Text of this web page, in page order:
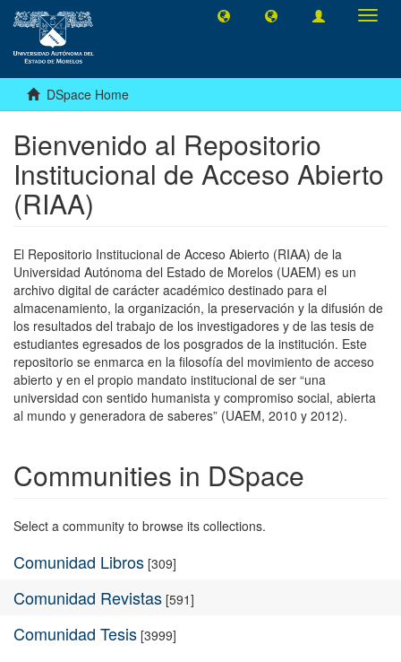
DSpace Home
Bienvenido al Repositorio
Institucional de Acceso Abierto
(RIAA)
El Repositorio Institucional de Acceso Abierto (RIAA) de la
Universidad Autónoma del Estado de Morelos (UAEM) es un
archivo digital de carácter académico destinado para el
almacenamiento, la organización, la preservación y la difusión de
los resultados del trabajo de los investigadores y de las tesis de
estudiantes egresados de los posgrados de la institución. Este
repositorio se enmarca en la filosofía del movimiento de acceso
abierto y en el propio mandato institucional de ser “una
universidad con sentido humanista y compromiso social, abierta
al mundo y generadora de saberes” (UAEM, 2010 y 2012).
Communities in DSpace
Select a community to browse its collections.
Comunidad Libros [309]
Comunidad Revistas [591]
Comunidad Tesis [3999]